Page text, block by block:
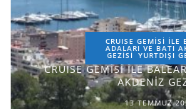
CRUISE GEMİSİ İLE
ADALARI VE BATI
GEZİSİ YURTDIŞI
CRUISE GEMİSİ İLE
AKDENİZ
13 TEMMUZ